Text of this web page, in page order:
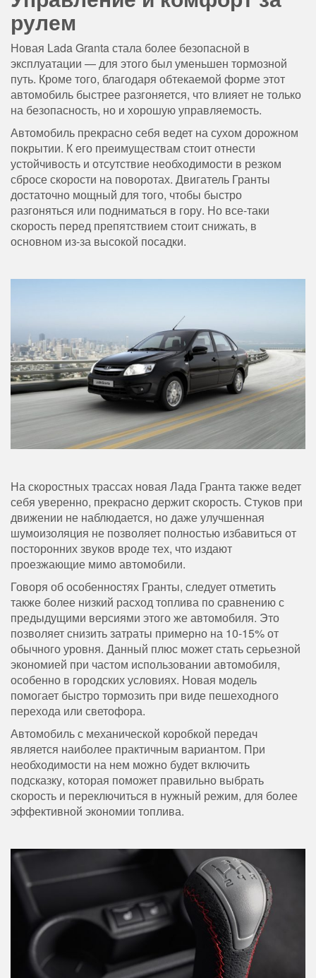
рулем
Новая Lada Granta стала более безопасной в
эксплуатации — для этого был уменьшен тормозной
путь. Кроме того, благодаря обтекаемой форме этот
автомобиль быстрее разгоняется, что влияет не только
на безопасность, но и хорошую управляемость.
Автомобиль прекрасно себя ведет на сухом дорожном
покрытии. К его преимуществам стоит отнести
устойчивость и отсутствие необходимости в резком
сбросе скорости на поворотах. Двигатель Гранты
достаточно мощный для того, чтобы быстро
разгоняться или подниматься в гору. Но все-таки
скорость перед препятствием стоит снижать, в
основном из-за высокой посадки.
На скоростных трассах новая Лада Гранта также ведет
себя уверенно, прекрасно держит скорость. Стуков при
движении не наблюдается, но даже улучшенная
шумоизоляция не позволяет полностью избавиться от
посторонних звуков вроде тех, что издают
проезжающие мимо автомобили.
Говоря об особенностях Гранты, следует отметить
также более низкий расход топлива по сравнению с
предыдущими версиями этого же автомобиля. Это
позволяет снизить затраты примерно на 10-15% от
обычного уровня. Данный плюс может стать серьезной
экономией при частом использовании автомобиля,
особенно в городских условиях. Новая модель
помогает быстро тормозить при виде пешеходного
перехода или светофора.
Автомобиль с механической коробкой передач
является наиболее практичным вариантом. При
необходимости на нем можно будет включить
подсказку, которая поможет правильно выбрать
скорость и переключиться в нужный режим, для более
эффективной экономии топлива.